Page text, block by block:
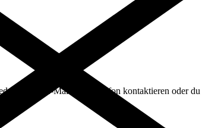
per E-Mail oder Telefon kontaktieren oder